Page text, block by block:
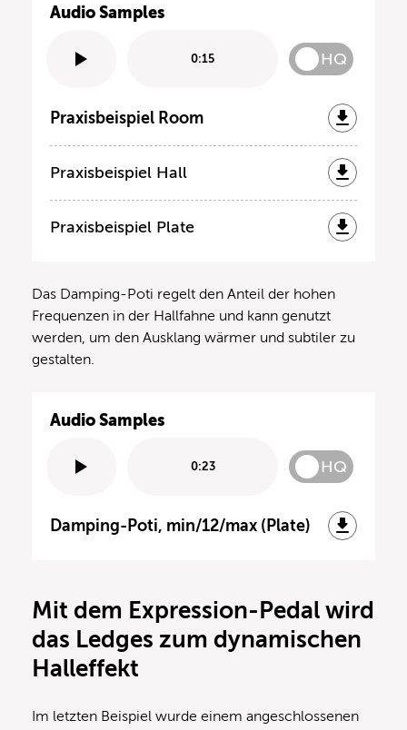
Audio Samples
0:15 HQ
Praxisbeispiel Room
Praxisbeispiel Hall
Praxisbeispiel Plate
Das Damping-Poti regelt den Anteil der hohen
Frequenzen in der Hallfahne und kann genutzt
werden, um den Ausklang wärmer und subtiler zu
gestalten.
Audio Samples
0:23 HQ
Damping-Poti, min/12/max (Plate)
Mit dem Expression-Pedal wird
das Ledges zum dynamischen
Halleffekt
Im letzten Beispiel wurde einem angeschlossenen